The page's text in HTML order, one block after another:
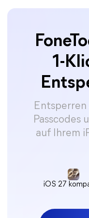
1-
Entsperren
Passcodes
auf Ihrem
iOS 27